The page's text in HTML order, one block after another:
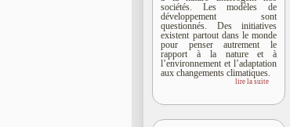
sociétés. Les modèles de
développement sont
questionnés. Des initiatives
existent partout dans le monde
pour penser autrement le
rapport à la nature et à
l’environnement et l’adaptation
aux changements climatiques.
lire la suite